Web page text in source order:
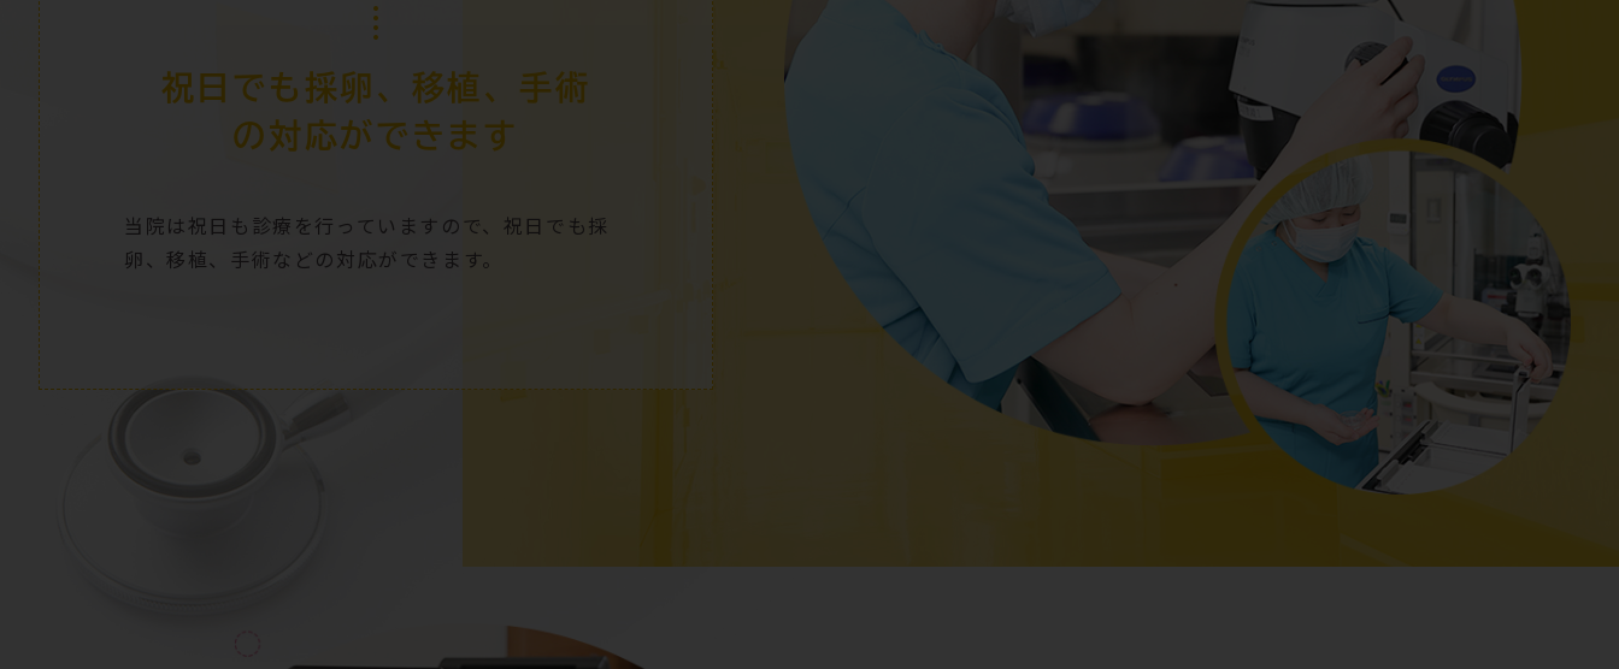
祝日でも採卵、移植、手術
の対応ができます
当院は祝日 も診療を行っていますので、祝日 でも採
卵、移植、手術などの対応ができます。